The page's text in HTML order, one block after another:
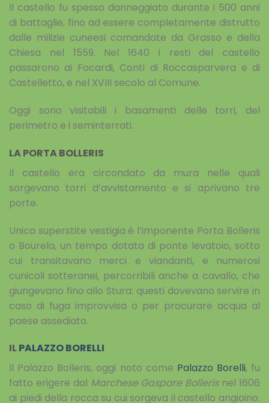
Il castello fu spesso danneggiato durante i 500 anni
di battaglie, fino ad essere completamente distrutto
dalle milizie cuneesi comandate da Grasso e della
Chiesa nel 1559. Nel 1640 i resti del castello
passarono ai Focardi, Conti di Roccasparvera e di
Castelletto, e nel XVIII secolo al Comune.
Oggi sono visitabili i basamenti delle torri, del
perimetro e i seminterrati.
LA PORTA BOLLERIS
Il castello era circondato da mura nelle quali
sorgevano torri d’avvistamento e si aprivano tre
porte.
Unica superstite vestigia è l’imponente Porta Bolleris
o Bourela, un tempo dotata di ponte levatoio, sotto
cui transitavano merci e viandanti, e numerosi
cunicoli sotteranei, percorribili anche a cavallo, che
giungevano fino allo Stura: questi dovevano servire in
caso di fuga improvvisa o per procurare acqua al
paese assediato.
ILPALAZZO BORELLI
Il Palazzo Bolleris, oggi noto come Palazzo Borelli, fu
fatto erigere dal Marchese Gaspare Bollerisnel 1606
ai piedi della rocca su cui sorgeva il castello angioino.